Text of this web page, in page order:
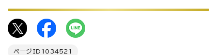
ページID 1034521